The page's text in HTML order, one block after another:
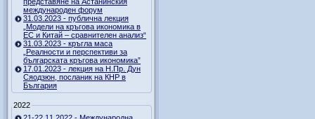
международен форум
31.03.2023 - публична лекция
„Модели на кръгова икономика в
ЕС и Китай – сравнителен анализ“
31.03.2023 - кръгла маса
„Реалности и перспективи за
българската кръгова икономика”
17.01.2023 - лекция на Н.Пр. Дун
Сяодзюн, посланик на КНР в
България
2022
21-22.11.2022 - Международна